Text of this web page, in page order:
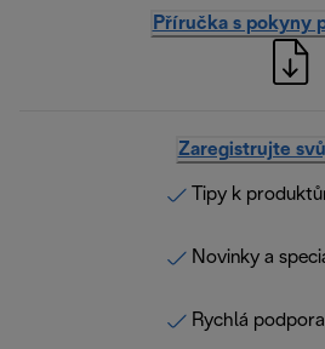
Příručka s pokyny
Zaregistrujte
Tipy k
Novinky a
Rychlá podpora